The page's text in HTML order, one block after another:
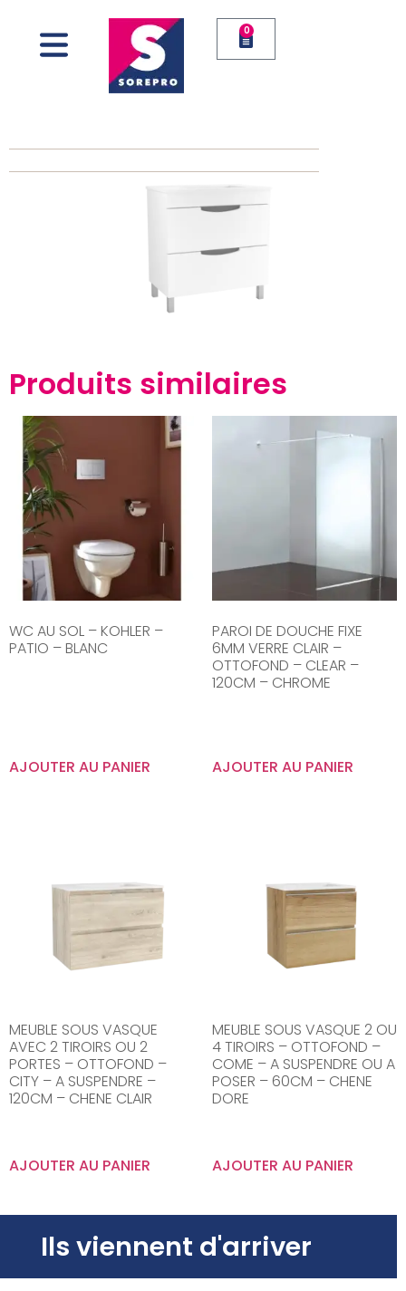
0
Produits similaires
WC AU SOL – KOHLER –
PATIO – BLANC
AJOUTER AU PANIER
PAROI DE DOUCHE FIXE
6MM VERRE CLAIR –
OTTOFOND – CLEAR –
120CM – CHROME
AJOUTER AU PANIER
MEUBLE SOUS VASQUE
AVEC 2 TIROIRS OU 2
PORTES – OTTOFOND –
CITY – A SUSPENDRE –
120CM – CHENE CLAIR
AJOUTER AU PANIER
MEUBLE SOUS VASQUE 2 OU
4 TIROIRS – OTTOFOND –
COME – A SUSPENDRE OU A
POSER – 60CM – CHENE
DORE
AJOUTER AU PANIER
Ils viennent d'arriver